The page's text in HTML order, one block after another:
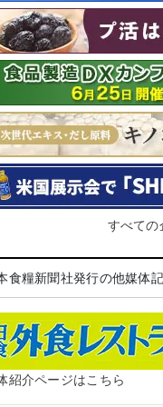
すべての
食糧新聞社発行の他媒体
紹介ページはこちら